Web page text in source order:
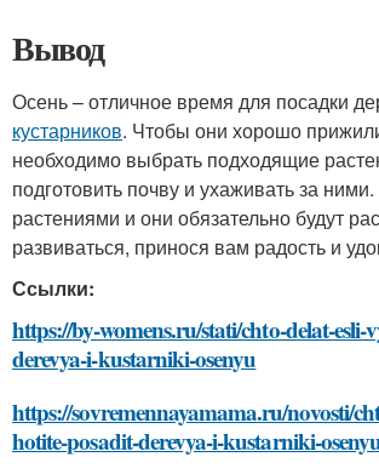
Вывод
Осень – отличное время для посадки
кустарников. Чтобы они хорошо
необходимо выбрать подходящие
подготовить почву и ухаживать за
растениями и они обязательно будут
развиваться, принося вам радость и
Ссылки:
https://by-womens.ru/stati/chto-delat-esli-
derevya-i-kustarniki-osenyu
https://sovremennayamama.ru/novosti/
hotite-posadit-derevya-i-kustarniki-